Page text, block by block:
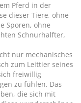
Pferd in der
dieser Tiere, ohne
Sporen, ohne
Schnurhalfter,
nur mechanisches
zum Leittier seines
freiwillig
zu fühlen. Das
die sich mit